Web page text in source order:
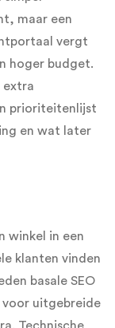
maar een
vergt
hoger budget.
extra
prioriteitenlijst
en wat later
winkel in een
klanten vinden
basale SEO
voor uitgebreide
Technische